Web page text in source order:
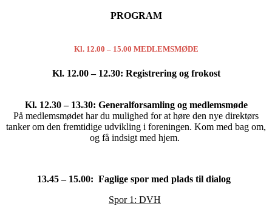
PROGRAM
Kl. 12.00 – 15.00 MEDLEMSMØDE
Kl. 12.00 – 12.30: Registrering og frokost
Kl. 12.30 – 13.30: Generalforsamling og medlemsmøde
På medlemsmødet har du mulighed for at høre den nye direktørs
tanker om den fremtidige udvikling i foreningen. Kom med bag om,
og få indsigt med hjem.
13.45 – 15.00: Faglige spor med plads til dialog
Spor 1: DVH